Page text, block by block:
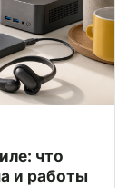
что
и работы